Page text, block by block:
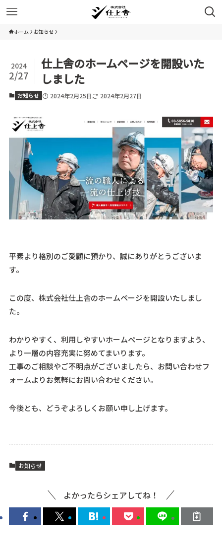
ホーム お知らせ
仕上舎のホームページを開設いた
しました
2024
2/27
お知らせ 2024年2月25日 2024年2月27日
平素より格別のご愛顧に預かり、誠にありがとうございま
す。
この度、株式会社仕上舎のホームページを開設いたしまし
た。
わかりやすく、利用しやすいホームページとなりますよう、
より一層の内容充実に努めてまいります。
工事のご相談やご不明点がございましたら、お問い合わせフ
ォームよりお気軽にお問い合わせください。
今後とも、どうぞよろしくお願い申し上げます。
お知らせ
よかったらシェアしてね！